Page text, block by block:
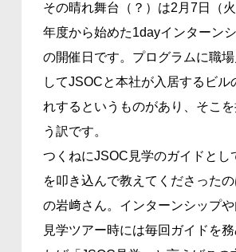
その晴れ舞台（？）は2月7日（
年度から始めた1dayインターン
の開催日です。プログラムに職
してJSOCと本社が入居するビル
れするというものがあり、そこ
う訳です。
つくねにJSOC見学のガイドとし
を叩き込んで教えてくださった
の岩﨑さん。インターンシップ
見学ツアー時には毎回ガイドを